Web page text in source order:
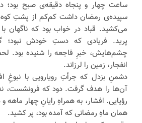
ساعت چهار و پنجاه دقیقه‌ی صبح بود؛
سپیده‌ی رمضان داشت کم‌کم از پشتِ
می‌کشید. قباد در خواب بود که ناگهان
پرید. فریادی که دستِ خودش
چشم‌هایش، خبرِ فاجعه را شنیده بود.
انفجار، زمین را لرزاند.
دشمنِ بزدل که جرأتِ رویارویی با نبوغِ
آن‌ها را هدف گرفت. دود که فرونشست، نه
رؤیایی. افشار، به همراهِ رایانِ چهار ماهه
همان ماهِ رمضانی که آمده بود، پر کشید.